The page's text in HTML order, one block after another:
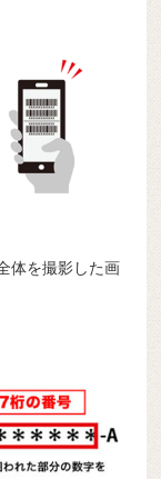
体を撮影した画